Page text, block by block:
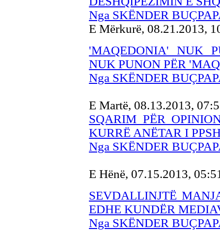
Nga SKËNDER
E Mërkurë, 08.21.2013,
'MAQEDONIA' NUK
NUK PUNON PËR
Nga SKËNDER
E Martë, 08.13.2013,
SQARIM PËR
KURRË ANËTAR I
Nga SKËNDER
E Hënë, 07.15.2013,
SEVDALLINJTË
EDHE KUNDËR
Nga SKËNDER